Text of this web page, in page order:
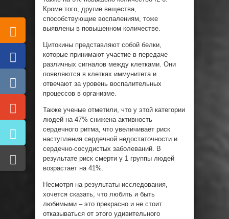
Кроме того, другие вещества,
способствующие воспалениям, тоже
выявлены в повышенном количестве.
Цитокины представляют собой белки,
которые принимают участие в передаче
различных сигналов между клетками. Они
появляются в клетках иммунитета и
отвечают за уровень воспалительных
процессов в организме.
Также ученые отметили, что у этой категории
людей на 47% снижена активность
сердечного ритма, что увеличивает риск
наступления сердечной недостаточности и
сердечно-сосудистых заболеваний. В
результате риск смерти у 1 группы людей
возрастает на 41%.
Несмотря на результаты исследования,
хочется сказать, что любить и быть
любимыми – это прекрасно и не стоит
отказываться от этого удивительного